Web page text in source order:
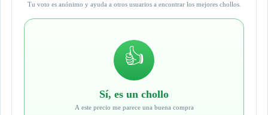
Tu voto es anónimo y ayuda a otros usuarios a encontrar los mejores chollos.
👍
Sí, es un chollo
A este precio me parece una buena compra